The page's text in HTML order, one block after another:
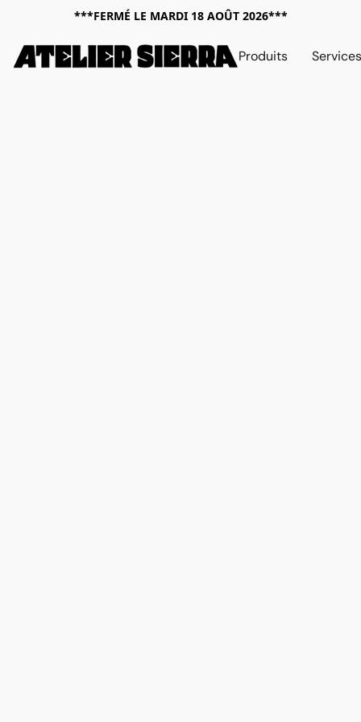
***FERMÉ LE MARDI 18 AOÛT 2026***
Produits Services